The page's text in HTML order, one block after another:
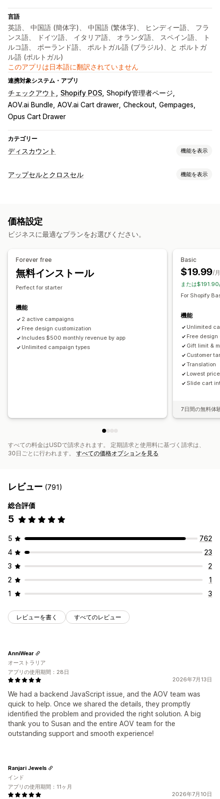
言語
英語、 中国語 (簡体字)、 中国語 (繁体字)、 ヒンディー語、 フラ
ンス語、 ドイツ語、 イタリア語、 オランダ語、 スペイン語、 ト
ルコ語、 ポーランド語、 ポルトガル語 (ブラジル)、と ポルトガ
ル語 (ポルトガル)
このアプリは日本語に翻訳されていません
連携対象システム・アプリ
チェックアウト Shopify POS Shopify管理者ページ
AOV.ai Bundle AOV.ai Cart drawer Checkout Gempages
Opus Cart Drawer
カテゴリー
ディスカウント 機能を表示
ディスカウントの種類
カートディスカウント
リワード
商品バンドル 期間限定オファー
クロスセルディスカウント
カスタムディスカウント
編集ツール
ローカライズ キャンペーン
ディスカウントの組み合わせ
ターゲティング
ジオロケーション
セグメンテーション
アップセルとクロスセル 機能を表示
商品ページでのアップセル
ポップアップ カスタムCSS 複数通貨 複数言語
配送保証
無料ギフト
バンドル
ボリュームディスカウント
分析
コンバージョン率
ファネルのパフォーマンス
価格設定
ビジネスに最適なプランをお選びください。
Forever free
無料インストール
Perfect for starter
機能
2 active campaigns
Free design customization
Includes $500 monthly revenue by app
Unlimited campaign types
Basic
$19.99/
または
For Shopify
機能
Unlimited
Free
Gift limit &
Customer
Translation
Lowest
Slide cart
7日間の無料体
すべての料金はUSDで請求されます。 定期請求と使用料に基づく請求は、
30日ごとに行われます。 すべての価格オプションを見る
レビュー (791)
総合評価
5
5
762
4
23
3
2
2
1
1
3
レビューを書く すべてのレビュー
2026年7月13日
We had a backend JavaScript issue, and the AOV team was
quick to help. Once we shared the details, they promptly
identified the problem and provided the right solution. A big
thank you to Susan and the entire AOV team for the
outstanding support and smooth experience!
AnniWear
オーストラリア
アプリの使用期間：28日
2026年7月10日
Ranjari Jewels
インド
アプリの使用期間：11ヶ月